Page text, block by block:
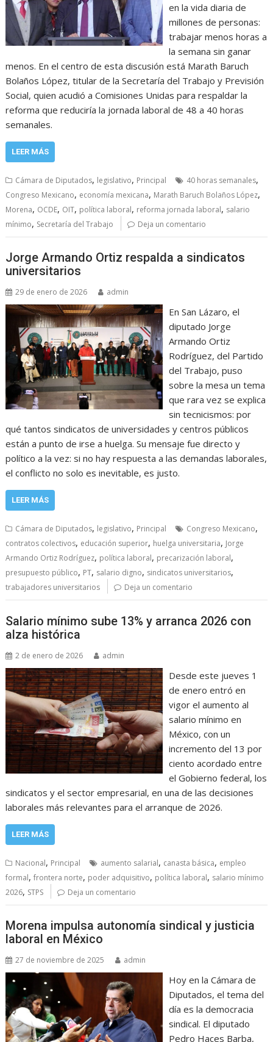
en la vida diaria de
millones de personas:
trabajar menos horas a
la semana sin ganar
menos. En el centro de esta discusión está Marath Baruch
Bolaños López, titular de la Secretaría del Trabajo y Previsión
Social, quien acudió a Comisiones Unidas para respaldar la
reforma que reduciría la jornada laboral de 48 a 40 horas
semanales.
LEER MÁS
Cámara de Diputados, legislativo, Principal 40 horas semanales,
Congreso Mexicano, economía mexicana, Marath Baruch Bolaños López,
Morena, OCDE, OIT, política laboral, reforma jornada laboral, salario
mínimo, Secretaría del Trabajo Deja un comentario
Jorge Armando Ortiz respalda a sindicatos
universitarios
29 de enero de 2026 admin
En San Lázaro, el
diputado Jorge
Armando Ortiz
Rodríguez, del Partido
del Trabajo, puso
sobre la mesa un tema
que rara vez se explica
sin tecnicismos: por
qué tantos sindicatos de universidades y centros públicos
están a punto de irse a huelga. Su mensaje fue directo y
político a la vez: si no hay respuesta a las demandas laborales,
el conflicto no solo es inevitable, es justo.
LEER MÁS
Cámara de Diputados, legislativo, Principal Congreso Mexicano,
contratos colectivos, educación superior, huelga universitaria, Jorge
Armando Ortiz Rodríguez, política laboral, precarización laboral,
presupuesto público, PT, salario digno, sindicatos universitarios,
trabajadores universitarios Deja un comentario
Salario mínimo sube 13% y arranca 2026 con
alza histórica
2 de enero de 2026 admin
Desde este jueves 1
de enero entró en
vigor el aumento al
salario mínimo en
México, con un
incremento del 13 por
ciento acordado entre
el Gobierno federal, los
sindicatos y el sector empresarial, en una de las decisiones
laborales más relevantes para el arranque de 2026.
LEER MÁS
Nacional, Principal aumento salarial, canasta básica, empleo
formal,frontera norte, poder adquisitivo, política laboral, salario mínimo
2026, STPS Deja un comentario
Morena impulsa autonomía sindical y justicia
laboral en México
27 de noviembre de 2025 admin
Hoy en la Cámara de
Diputados, el tema del
día es la democracia
sindical. El diputado
Pedro Haces Barba,